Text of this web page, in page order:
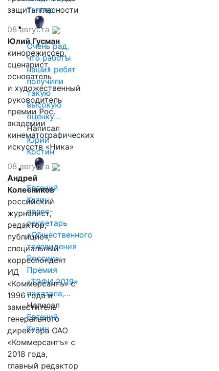
Таллер
Очень рад,
что работы
наших ребят
получили
такую
высокую
оценку…
Написал
Юрий
Костин
Евгений
Кузин,
пресс-
секретарь
«Общественного
телевидения
России»:
Премия
«ТЭФИ 2019»
показала,…
Написал
Евгений
Кузин
защиты гласности
08 августа
Юлий Гусман
кинорежиссер,
сценарист,
основатель
и художественный
руководитель
премии Рос.
академии
кинематографических
искусств «Ника»
08 августа
Андрей
Колесников
российский
журналист,
редактор,
публицист,
специальный
корреспондент
ИД
«Коммерсантъ» с
1996 года и
заместитель
генерального
директора ОАО
«Коммерсантъ» с
2018 года,
главный редактор